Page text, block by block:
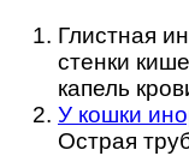
Глистная
стенки
капель
У кошки
Острая